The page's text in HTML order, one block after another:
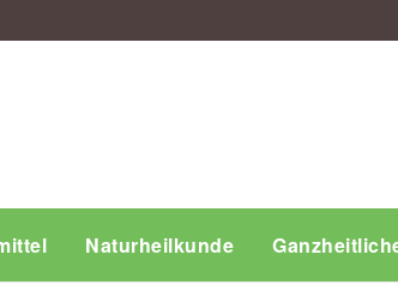
Naturheilkunde